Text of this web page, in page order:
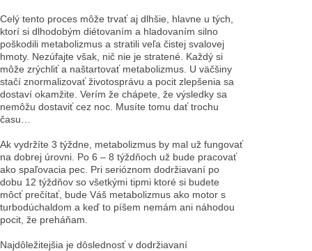
Celý tento proces môže trvať aj dlhšie, hlavne u tých,
ktorí si dlhodobým diétovaním a hladovaním silno
poškodili metabolizmus a stratili veľa čistej svalovej
hmoty. Nezúfajte však, nič nie je stratené. Každý si
môže zrýchliť a naštartovať metabolizmus. U väčšiny
stačí znormalizovať životosprávu a pocit zlepšenia sa
dostaví okamžite. Verím že chápete, že výsledky sa
nemôžu dostaviť cez noc. Musíte tomu dať trochu
času…
Ak vydržíte 3 týždne, metabolizmus by mal už fungovať
na dobrej úrovni. Po 6 – 8 týždňoch už bude pracovať
ako spaľovacia pec. Pri serióznom dodržiavaní po
dobu 12 týždňov so všetkými tipmi ktoré si budete
môcť prečítať, bude Váš metabolizmus ako motor s
turbodúchaldom a keď to píšem nemám ani náhodou
pocit, že preháňam.
Najdôležitejšia je dôslednosť v dodržiavaní